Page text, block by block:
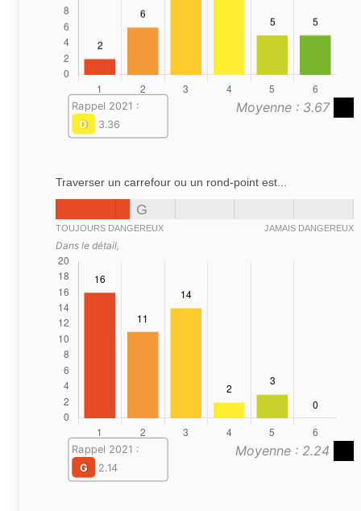
Moyenne : 3.67
Rappel 2021 :
D
3.36
Traverser un carrefour ou un rond-point est...
G
TOUJOURS DANGEREUX JAMAIS DANGEREUX
Dans le détail,
Moyenne : 2.24
Rappel 2021 :
G
2.14